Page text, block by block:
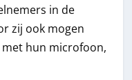
in de
zij ook mogen
hun microfoon,